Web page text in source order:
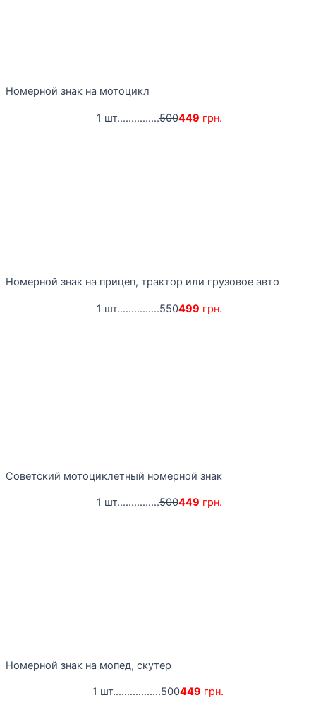
Номерной знак на мотоцикл
1 шт...............500449 грн.
Номерной знак на прицеп, трактор или грузовое авто
1 шт...............550499 грн.
Советский мотоциклетный номерной знак
1 шт...............500449 грн.
Номерной знак на мопед, скутер
1 шт.................500449 грн.